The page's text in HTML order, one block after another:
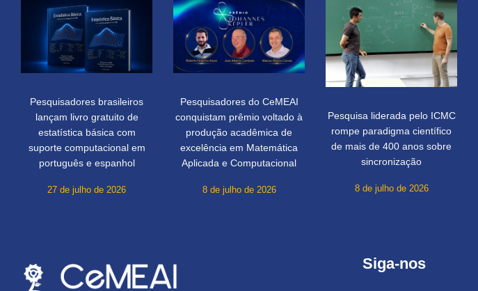
Pesquisadores brasileiros
lançam livro gratuito de
estatística básica com
suporte computacional em
português e espanhol
27 de julho de 2026
Pesquisadores do CeMEAI
conquistam prêmio voltado à
produção acadêmica de
excelência em Matemática
Aplicada e Computacional
8 de julho de 2026
Pesquisa liderada pelo ICMC
rompe paradigma científico
de mais de 400 anos sobre
sincronização
8 de julho de 2026
Siga-nos